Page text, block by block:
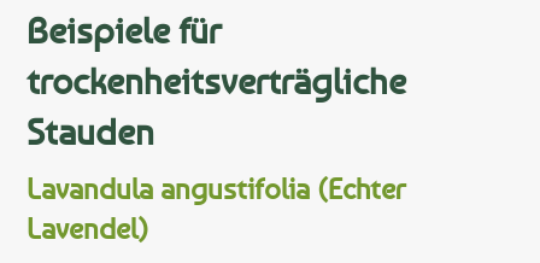
Beispiele für
trockenheitsverträgliche
Stauden
Lavandula angustifolia (Echter
Lavendel)